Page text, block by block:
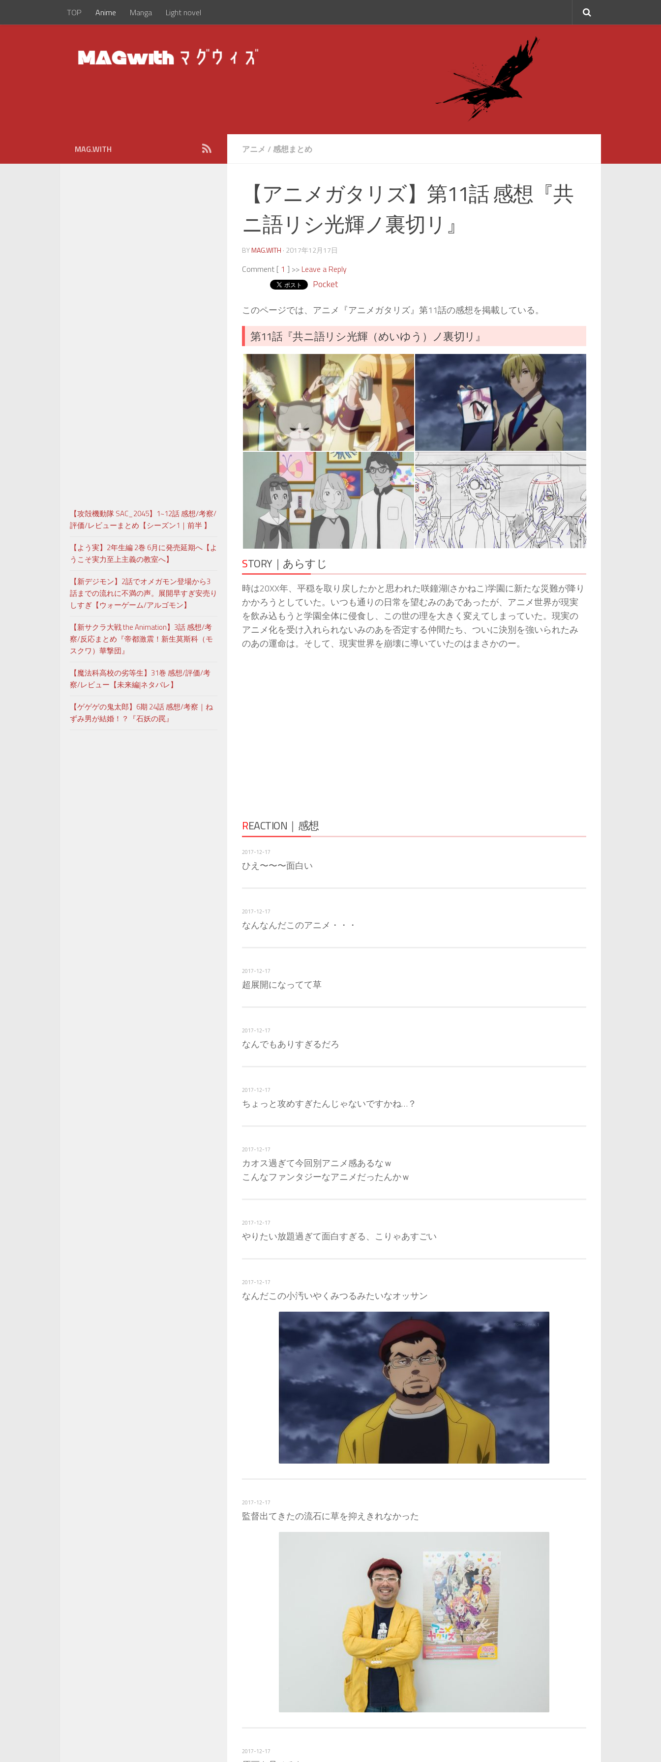
TOP Anime Manga Light novel
アニメ /感想まとめ
【アニメガタリズ】第11話 感想『共
ニ語リシ光輝ノ裏切リ』
BYMAG.WITH · 2017年12月17日
Comment [ 1 ] >> Leave a Reply
Pocket
このページでは、アニメ『アニメガタリズ』第11話の感想を掲載している。
第11話『共ニ語リシ光輝（めいゆう）ノ裏切リ』
STORY｜あらすじ
時は20XX年、平穏を取り戻したかと思われた咲鐘湖(さかねこ)学園に新たな災難が降り
かかろうとしていた。いつも通りの日常を望むみのあであったが、アニメ世界が現実
を飲み込もうと学園全体に侵食し、この世の理を大きく変えてしまっていた。現実の
アニメ化を受け入れられないみのあを否定する仲間たち、ついに決別を強いられたみ
のあの運命は。そして、現実世界を崩壊に導いていたのはまさかのー。
REACTION｜感想
2017-12-17
ひえ〜〜〜面白い
2017-12-17
なんなんだこのアニメ・・・
2017-12-17
超展開になってて草
2017-12-17
なんでもありすぎるだろ
2017-12-17
ちょっと攻めすぎたんじゃないですかね…？
2017-12-17
カオス過ぎて今回別アニメ感あるなｗ
こんなファンタジーなアニメだったんかｗ
2017-12-17
やりたい放題過ぎて面白すぎる、こりゃあすごい
2017-12-17
なんだこの小汚いやくみつるみたいなオッサン
2017-12-17
監督出てきたの流石に草を抑えきれなかった
2017-12-17
MAG.WITH
【攻殻機動隊 SAC_2045】1~12話 感想/考察/
評価/レビューまとめ【シーズン1｜前半 】
【よう実】2年生編 2巻 6月に発売延期へ【よ
うこそ実力至上主義の教室へ】
【新デジモン】2話でオメガモン登場から3
話までの流れに不満の声。展開早すぎ安売り
しすぎ【ウォーゲーム/アルゴモン】
【新サクラ大戦 the Animation】3話 感想/考
察/反応まとめ『帝都激震！新生莫斯科（モ
スクワ）華撃団』
【魔法科高校の劣等生】31巻 感想/評価/考
察/レビュー【未来編|ネタバレ】
【ゲゲゲの鬼太郎】6期 24話 感想/考察｜ね
ずみ男が結婚！？『石妖の罠』